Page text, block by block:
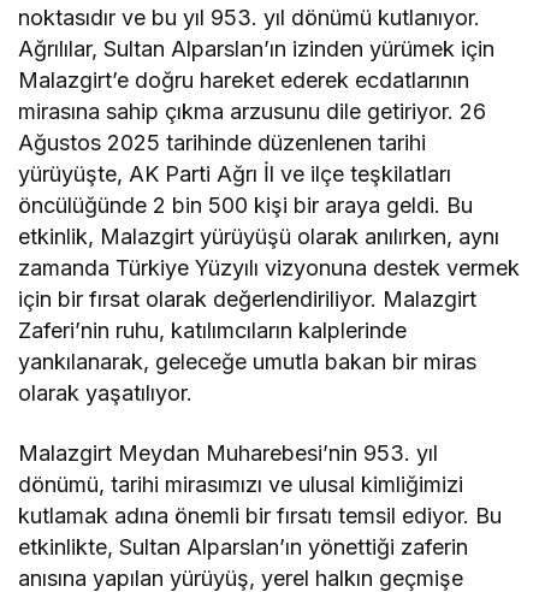
noktasıdır ve bu yıl 953. yıl dönümü kutlanıyor.
Ağrılılar, Sultan Alparslan’ın izinden yürümek için
Malazgirt’e doğru hareket ederek ecdatlarının
mirasına sahip çıkma arzusunu dile getiriyor. 26
Ağustos 2025 tarihinde düzenlenen tarihi
yürüyüşte, AK Parti Ağrı İl ve ilçe teşkilatları
öncülüğünde 2 bin 500 kişi bir araya geldi. Bu
etkinlik, Malazgirt yürüyüşü olarak anılırken, aynı
zamanda Türkiye Yüzyılı vizyonuna destek vermek
için bir fırsat olarak değerlendiriliyor. Malazgirt
Zaferi’nin ruhu, katılımcıların kalplerinde
yankılanarak, geleceğe umutla bakan bir miras
olarak yaşatılıyor.
Malazgirt Meydan Muharebesi’nin 953. yıl
dönümü, tarihi mirasımızı ve ulusal kimliğimizi
kutlamak adına önemli bir fırsatı temsil ediyor. Bu
etkinlikte, Sultan Alparslan’ın yönettiği zaferin
anısına yapılan yürüyüş, yerel halkın geçmişe